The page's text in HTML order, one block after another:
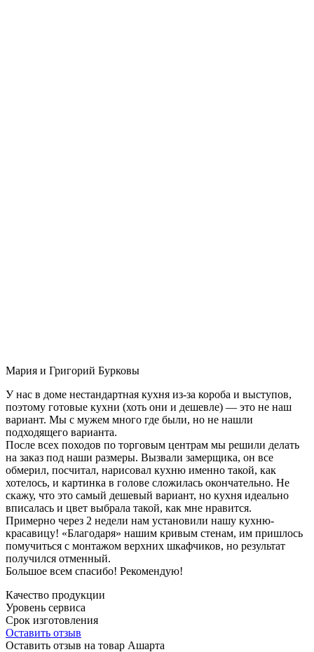
Мария и Григорий Бурковы
У нас в доме нестандартная кухня из-за короба и выступов,
поэтому готовые кухни (хоть они и дешевле) — это не наш
вариант. Мы с мужем много где были, но не нашли
подходящего варианта.
После всех походов по торговым центрам мы решили делать
на заказ под наши размеры. Вызвали замерщика, он все
обмерил, посчитал, нарисовал кухню именно такой, как
хотелось, и картинка в голове сложилась окончательно. Не
скажу, что это самый дешевый вариант, но кухня идеально
вписалась и цвет выбрала такой, как мне нравится.
Примерно через 2 недели нам установили нашу кухню-
красавицу! «Благодаря» нашим кривым стенам, им пришлось
помучиться с монтажом верхних шкафчиков, но результат
получился отменный.
Большое всем спасибо! Рекомендую!
Качество продукции
Уровень сервиса
Срок изготовления
Оставить отзыв
Оставить отзыв на товар Ашарта